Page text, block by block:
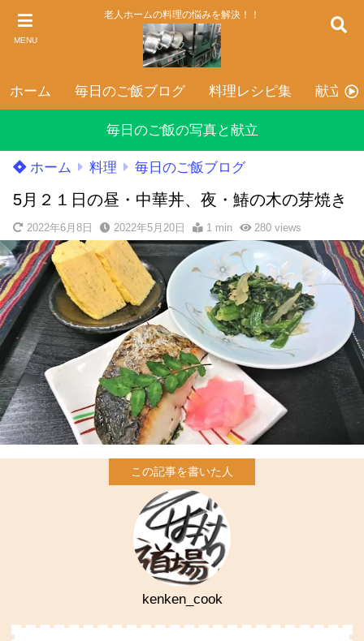
MENU
老人ホームの料理の悩みを解決！！
ホーム 毎日のご飯ブログ 料理レシピ集 献立表
毎日のご飯の写真と献立
ホーム 料理 毎日のご飯ブログ
5月２１日の昼・中華丼、夜・鰆の木の芽焼き
2022年6月8日 2022年5月20日 1 min 280views
kenken_cook